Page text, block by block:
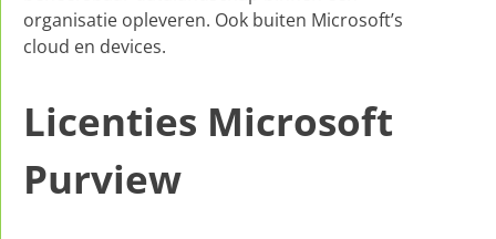
organisatie opleveren. Ook buiten Microsoft’s
cloud en devices.
Licenties Microsoft
Purview